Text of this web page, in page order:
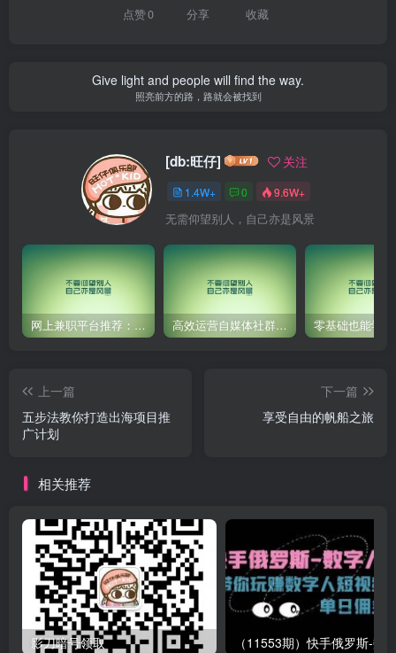
点赞0 分享 收藏
Give light and people will find the way.
照亮前方的路，路就会被找到
[db:旺仔] 关注
1.4W+ 0 9.6W+
无需仰望别人，自己亦是风景
网上兼职平台推荐：国外网赚任务！ 高效运营自媒体社群，让内容更有价值！
上一篇
五步法教你打造出海项目推
广计划
下一篇
享受自由的帆船之旅
相关推荐
影刀暗号领取